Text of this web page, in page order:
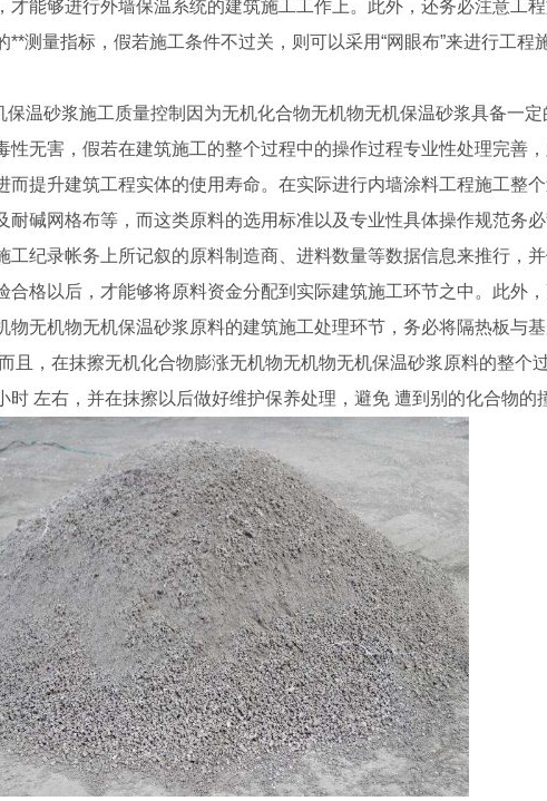
才能够进行外墙保温系统的建筑施工工作上。此外，还务必注意工
测量指标，假若施工条件不过关，则可以采用“网眼布”来进行工程
温砂浆施工质量控制因为无机化合物无机物无机保温砂浆具备一定
性无害，假若在建筑施工的整个过程中的操作过程专业性处理完善
而提升建筑工程实体的使用寿命。在实际进行内墙涂料工程施工整
耐碱网格布等，而这类原料的选用标准以及专业性具体操作规范务
工纪录帐务上所记叙的原料制造商、进料数量等数据信息来推行，
合格以后，才能够将原料资金分配到实际建筑施工环节之中。此外
物无机物无机保温砂浆原料的建筑施工处理环节，务必将隔热板与
且，在抹擦无机化合物膨涨无机物无机物无机保温砂浆原料的整个
左右，并在抹擦以后做好维护保养处理，避免 遭到别的化合物的